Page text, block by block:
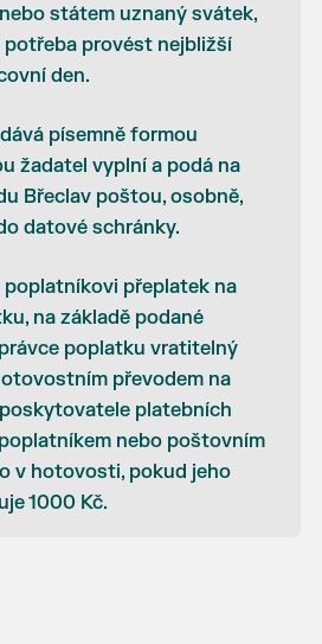
státem uznaný svátek,
potřeba provést nejbližší
den.
písemně formou
žadatel vyplní a podá na
Břeclav poštou, osobně,
datové schránky.
přeplatek na
na základě podané
poplatku vratitelný
převodem na
platebních
nebo poštovním
v hotovosti, pokud jeho
1000 Kč.